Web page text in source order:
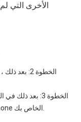
الأخرى التي
الخطوة 2:
الخطوة 3: بعد